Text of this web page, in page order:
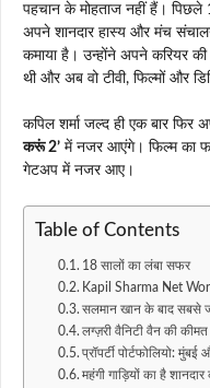
पहचान के मोहताज नहीं हैं। पिछले
अपने शानदार हास्य और मंच
कमाया है। उन्होंने अपने करियर
थी और अब वो टीवी, फिल्मों और
कपिल शर्मा जल्द ही एक बार फिर
करूं 2’ में नजर आएंगे। फिल्म का
गेटअप में नजर आए।
Table of Contents
18 सालों का लंबा सफर
Kapil Sharma Net
सलमान खान के बाद सबसे
लग्ज़री वैनिटी वैन की
प्रॉपर्टी पोर्टफोलियो:
महंगी गाड़ियों का है